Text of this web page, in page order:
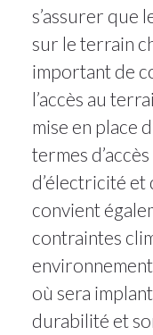
s’assurer que
sur le terrain
important de
l’accès au
mise en place
termes d’accès
d’électricité et
convient
contraintes
où sera
durabilité et